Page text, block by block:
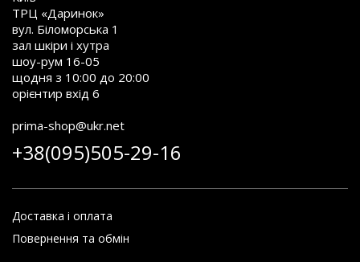
ТРЦ «Даринок»
вул. Біломорська 1
зал шкіри і хутра
шоу-рум 16-05
щодня з 10:00 до 20:00
орієнтир вхід 6
prima-shop@ukr.net
+38(095)505-29-16
Доставка і оплата
Повернення та обмін